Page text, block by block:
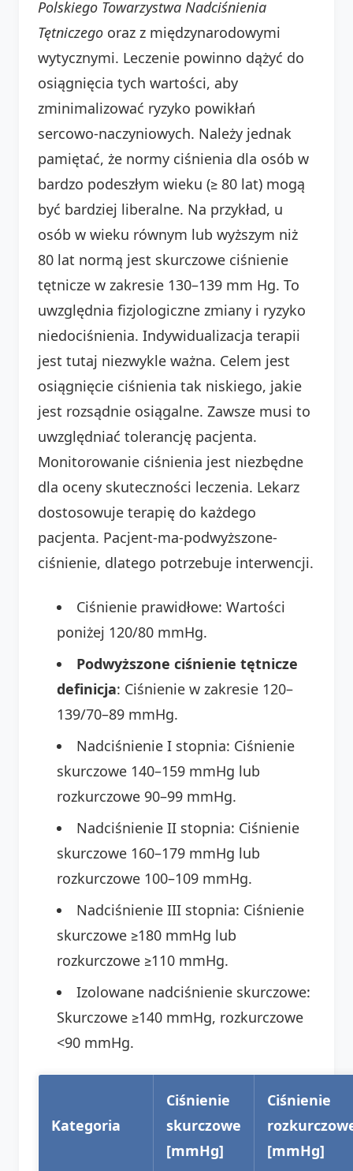
Polskiego Towarzystwa Nadciśnienia
Tętniczego oraz z międzynarodowymi
wytycznymi. Leczenie powinno dążyć do
osiągnięcia tych wartości, aby
zminimalizować ryzyko powikłań
sercowo-naczyniowych. Należy jednak
pamiętać, że normy ciśnienia dla osób w
bardzo podeszłym wieku (≥ 80 lat) mogą
być bardziej liberalne. Na przykład, u
osób w wieku równym lub wyższym niż
80 lat normą jest skurczowe ciśnienie
tętnicze w zakresie 130–139 mm Hg. To
uwzględnia fizjologiczne zmiany i ryzyko
niedociśnienia. Indywidualizacja terapii
jest tutaj niezwykle ważna. Celem jest
osiągnięcie ciśnienia tak niskiego, jakie
jest rozsądnie osiągalne. Zawsze musi to
uwzględniać tolerancję pacjenta.
Monitorowanie ciśnienia jest niezbędne
dla oceny skuteczności leczenia. Lekarz
dostosowuje terapię do każdego
pacjenta. Pacjent-ma-podwyższone-
ciśnienie, dlatego potrzebuje interwencji.
Ciśnienie prawidłowe: Wartości
poniżej 120/80 mmHg.
Podwyższone ciśnienie tętnicze
definicja: Ciśnienie w zakresie 120–
139/70–89 mmHg.
Nadciśnienie I stopnia: Ciśnienie
skurczowe 140–159 mmHg lub
rozkurczowe 90–99 mmHg.
Nadciśnienie II stopnia: Ciśnienie
skurczowe 160–179 mmHg lub
rozkurczowe 100–109 mmHg.
Nadciśnienie III stopnia: Ciśnienie
skurczowe ≥180 mmHg lub
rozkurczowe ≥110 mmHg.
Izolowane nadciśnienie skurczowe:
Skurczowe ≥140 mmHg, rozkurczowe
<90 mmHg.
Kategoria
Ciśnienie
skurczowe
[mmHg]
Ciśnienie
[mmHg]